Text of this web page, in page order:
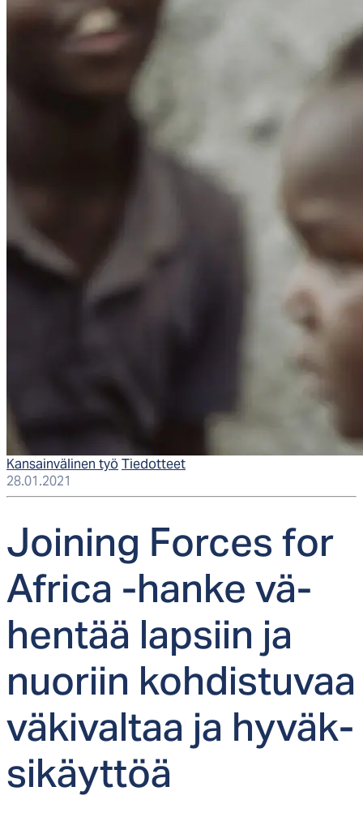
Kansainvälinen työTiedotteet
28.01.2021
Joi­ning For­ces for
Af­ri­ca -han­ke vä­
hen­tää lap­siin ja
nuo­riin koh­dis­tu­vaa
vä­ki­val­taa ja hy­väk­
si­käyt­töä